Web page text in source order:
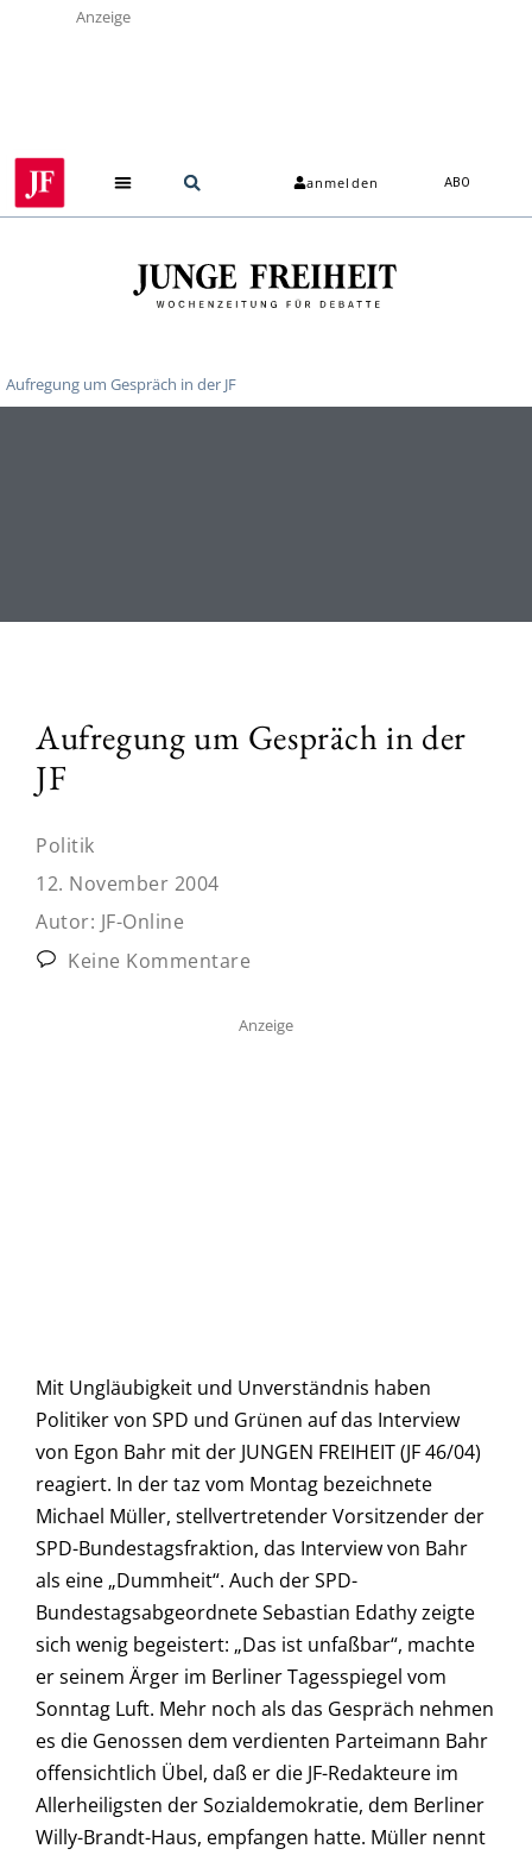
Anzeige
anmelden ABO
Aufregung um Gespräch in der JF
Aufregung um Gespräch in der
JF
Politik
12. November 2004
Autor: JF-Online
Keine Kommentare
Anzeige
Mit Ungläubigkeit und Unverständnis haben
Politiker von SPD und Grünen auf das Interview
von Egon Bahr mit der JUNGEN FREIHEIT (JF 46/04)
reagiert. In der taz vom Montag bezeichnete
Michael Müller, stellvertretender Vorsitzender der
SPD-Bundestagsfraktion, das Interview von Bahr
als eine „Dummheit“. Auch der SPD-
Bundestagsabgeordnete Sebastian Edathy zeigte
sich wenig begeistert: „Das ist unfaßbar“, machte
er seinem Ärger im Berliner Tagesspiegel vom
Sonntag Luft. Mehr noch als das Gespräch nehmen
es die Genossen dem verdienten Parteimann Bahr
offensichtlich Übel, daß er die JF-Redakteure im
Allerheiligsten der Sozialdemokratie, dem Berliner
Willy-Brandt-Haus, empfangen hatte. Müller nennt